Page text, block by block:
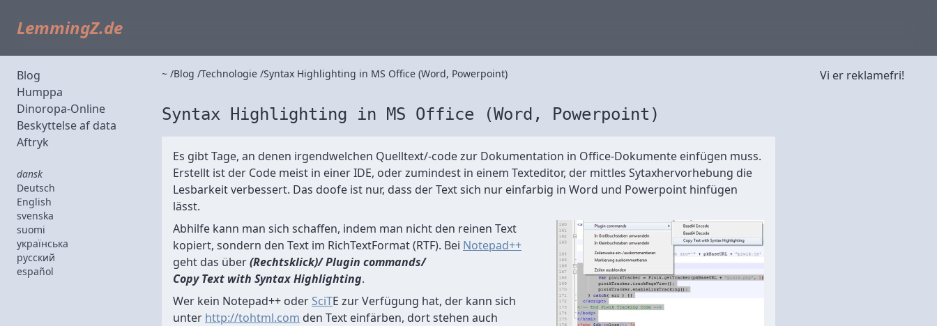
LemmingZ.de
Blog
Humppa
Dinoropa-Online
Beskyttelse af data
Aftryk
dansk
Deutsch
English
svenska
suomi
українська
русский
español
~ Blog Technologie Syntax Highlighting in MS Office (Word, Powerpoint)
Syntax Highlighting in MS Office (Word, Powerpoint)
Es gibt Tage, an denen irgendwelchen Quelltext/-code zur Dokumentation in Office-Dokumente einfügen muss.
Erstellt ist der Code meist in einer IDE, oder zumindest in einem Texteditor, der mittles Sytaxhervorhebung die
Lesbarkeit verbessert. Das doofe ist nur, dass der Text sich nur einfarbig in Word und Powerpoint hinfügen
lässt.
Abhilfe kann man sich schaffen, indem man nicht den reinen Text
kopiert, sondern den Text im RichTextFormat (RTF). Bei Notepad++
geht das über(Rechtsklick)/ Plugin commands/
Copy Text with Syntax Highlighting.
Wer kein Notepad++ oder SciTE zur Verfügung hat, der kann sich
unter http://tohtml.com den Text einfärben, dort stehen auch
Vi er reklamefri!